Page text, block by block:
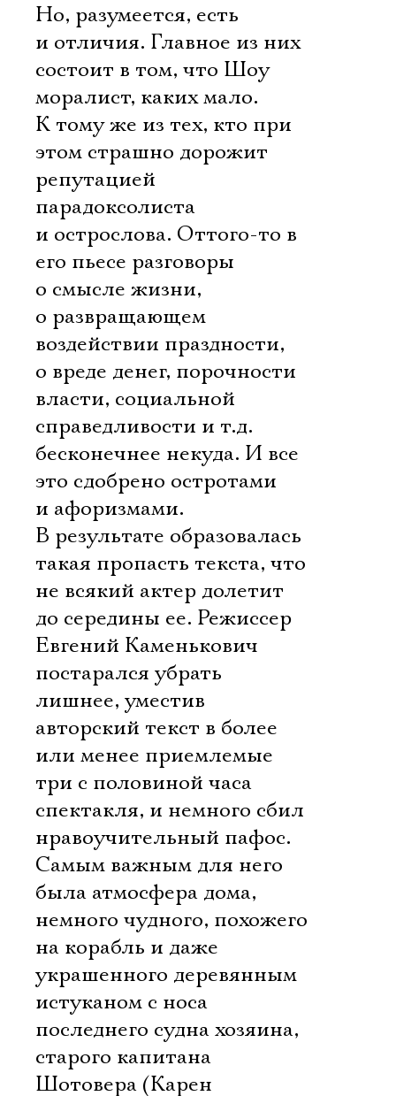
Но, разумеется, есть
и отличия. Главное из них
состоит в том, что Шоу 
моралист, каких мало.
К тому же из тех, кто при
этом страшно дорожит
репутацией
парадоксолиста
и острослова. Оттого-то в
его пьесе разговоры
о смысле жизни,
о развращающем
воздействии праздности,
о вреде денег, порочности
власти, социальной
справедливости и т.д. 
бесконечнее некуда. И все
это сдобрено остротами
и афоризмами.
В результате образовалась
такая пропасть текста, что
не всякий актер долетит
до середины ее. Режиссер
Евгений Каменькович
постарался убрать
лишнее, уместив
авторский текст в более
или менее приемлемые
три с половиной часа
спектакля, и немного сбил
нравоучительный пафос.
Самым важным для него
была атмосфера дома,
немного чудного, похожего
на корабль и даже
украшенного деревянным
истуканом с носа
последнего судна хозяина,
старого капитана
Шотовера (Карен